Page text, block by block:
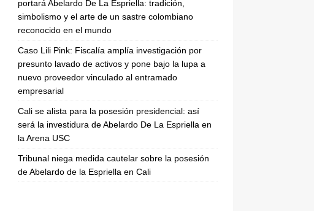
portará Abelardo De La Espriella: tradición,
simbolismo y el arte de un sastre colombiano
reconocido en el mundo
Caso Lili Pink: Fiscalía amplía investigación por
presunto lavado de activos y pone bajo la lupa a
nuevo proveedor vinculado al entramado
empresarial
Cali se alista para la posesión presidencial: así
será la investidura de Abelardo De La Espriella en
la Arena USC
Tribunal niega medida cautelar sobre la posesión
de Abelardo de la Espriella en Cali